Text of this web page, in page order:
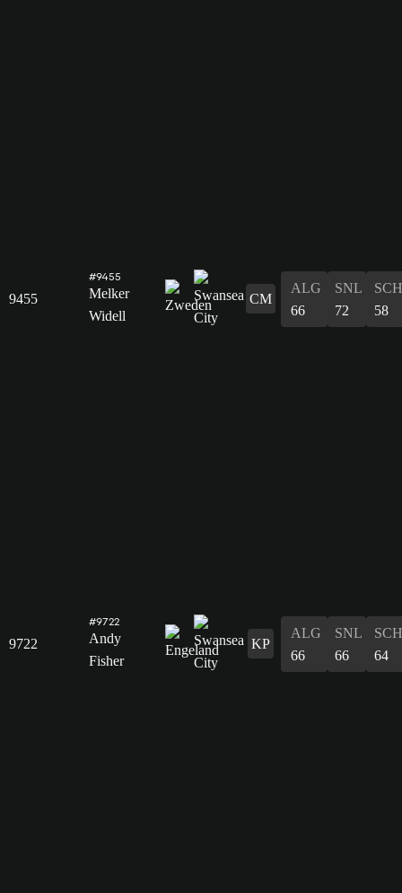
9455
#9455
Melker
Widell
CM
ALG
66
SNL
72
SCH
58
9722
#9722
Andy
Fisher
KP
ALG
66
SNL
66
SCH
64